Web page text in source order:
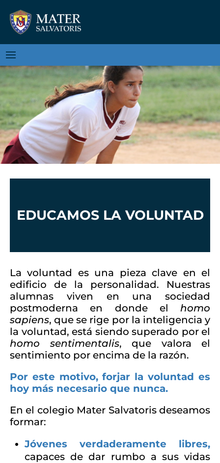
EDUCAMOS LA VOLUNTAD
La voluntad es una pieza clave en el
edificio de la personalidad. Nuestras
alumnas viven en una sociedad
postmoderna en donde el homo
sapiens, que se rige por la inteligencia y
la voluntad, está siendo superado por el
homo sentimentalis, que valora el
sentimiento por encima de la razón.
Por este motivo, forjar la voluntad es
hoy más necesario que nunca.
En el colegio Mater Salvatoris deseamos
formar:
Jóvenes verdaderamente libres,
capaces de dar rumbo a sus vidas